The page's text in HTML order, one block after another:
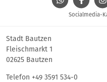
Socialmedia-
Stadt Bautzen
Fleischmarkt 1
02625 Bautzen
Telefon +49 3591 534-0